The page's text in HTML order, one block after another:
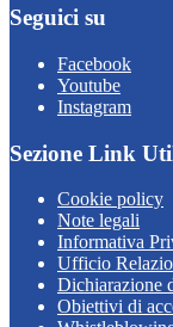
Seguici su
Facebook
Youtube
Instagram
Sezione Link
Cookie policy
Note legali
Informativa
Ufficio
Dichiarazione
Obiettivi di